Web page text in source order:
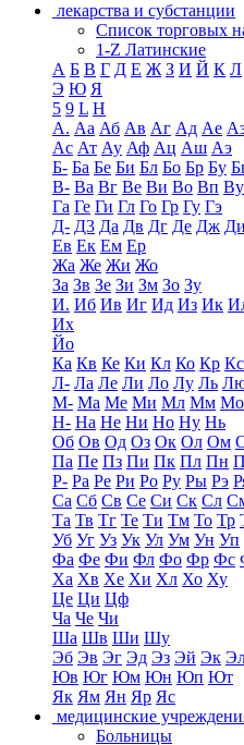
лекарства и субстанции
Список торговых
1-Z Латинские
А Б В Г Д Е Ж З И Й К Л
Э Ю Я
5 9 L H
А. Аа Аб Ав Аг Ад Ае
Ас Ат Ау Аф Ац Аш Аэ
Б- Ба Бе Би Бл Бо Бр Бу
В- Ва Вг Ве Ви Во Вп Ву
Га Ге Ги Гл Го Гр Гу Гэ
Д- Д3 Да Дв Дг Де Дж Ди
Ев Ек Ем Ер
Жа Же Жи Жо
За Зв Зе Зи Зм Зо Зу
И. Иб Ив Иг Ид Из Ик
Их
Йо
Ка Кв Ке Ки Кл Ко Кр Кс
Л- Ла Ле Ли Ло Лу Ль
М- Ма Ме Ми Мл Мм Мо
Н- На Не Ни Но Ну Нь
Об Ов Од Оз Ок Ол Ом
Па Пе Пз Пи Пк Пл Пн
Р- Ра Ре Ри Ро Ру Ры Рэ
Са Сб Св Се Си Ск Сл
Та Тв Тг Те Ти Тм То Тр
Уб Уг Уз Ук Ул Ум Ун Уп
Фа Фе Фи Фл Фо Фр Фс
Ха Хв Хе Хи Хл Хо Ху
Це Ци Цф
Ча Че Чи
Ша Шв Ши Шу
Эб Эв Эг Эд Эз Эй Эк
Юв Юг Юм Юн Юп Ют
Як Ям Ян Яр Яс
медицинские
Больницы